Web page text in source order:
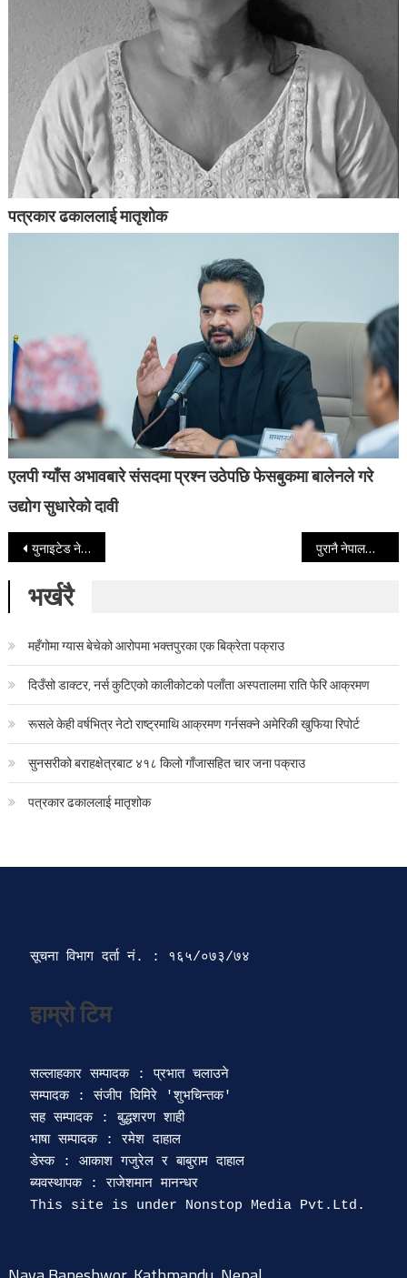
पत्रकार ढकाललाई मातृशोक
एलपी ग्याँस अभावबारे संसदमा प्रश्न उठेपछि फेसबुकमा बालेनले गरे
उद्योग सुधारेको दावी
Post navigation
युनाइटेड नेवाःबाट छत्रपाटी निःशुल्क चिकित्सालयलाई १५ लाख सहयोग पुरानै नेपालको नक्सा छापेर बिक्री गरेको पाठ्यपुस्तक जफत गर्न मन्त्री श्रेष्ठको निर्देशन
भर्खरै
महँगोमा ग्यास बेचेको आरोपमा भक्तपुरका एक बिक्रेता पक्राउ
दिउँसो डाक्टर, नर्स कुटिएको कालीकोटको पलाँता अस्पतालमा राति फेरि आक्रमण
रूसले केही वर्षभित्र नेटो राष्ट्रमाथि आक्रमण गर्नसक्ने अमेरिकी खुफिया रिपोर्ट
सुनसरीको बराहक्षेत्रबाट ४१८ किलो गाँजासहित चार जना पक्राउ
पत्रकार ढकाललाई मातृशोक
सूचना विभाग दर्ता‍ नं. : १६५/०७३/७४
हाम्रो टिम
सल्लाहकार सम्पादक : प्रभात चलाउने
सम्पादक : संजीप घिमिरे 'शुभचिन्तक'
सह सम्पादक : बुद्धशरण शाही
भाषा सम्पादक : रमेश दाहाल
डेस्क : आकाश गजुरेल र बाबुराम दाहाल
ब्यवस्थापक : राजेशमान मानन्धर